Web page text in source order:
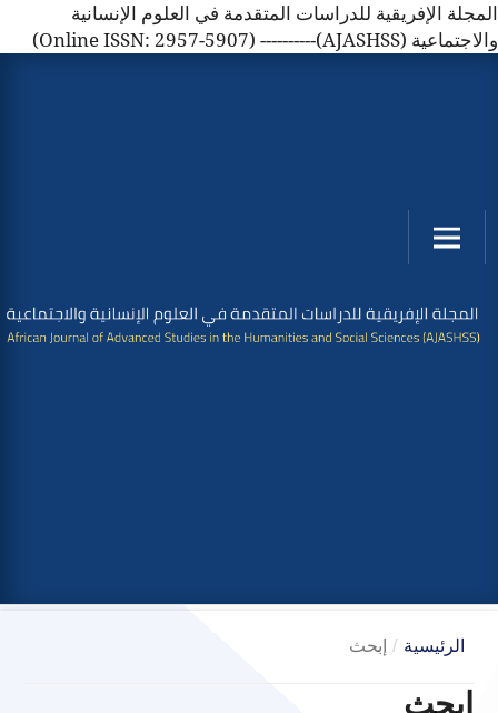
المجلة الإفريقية للدراسات المتقدمة في العلوم الإنسانية
والاجتماعية (AJASHSS)---------- (Online ISSN: 2957-5907)
الرئيسية / إبحث
إبحث